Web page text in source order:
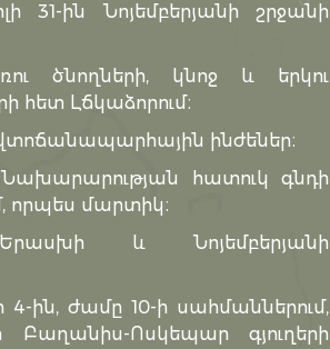
31-ին Նոյեմբերյանի շրջանի
ծնողների, կնոջ և երկու
հետ Լճկաձորում։
ինժեներ։
հատուկ գնդի
որպես մարտիկ։
և Նոյեմբերյանի
4-ին, ժամը 10-ի սահմաններում,
Բաղանիս-Ոսկեպար գյուղերի